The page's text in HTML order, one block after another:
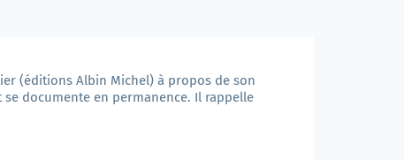
(éditions Albin Michel) à propos de son
documente en permanence. Il rappelle